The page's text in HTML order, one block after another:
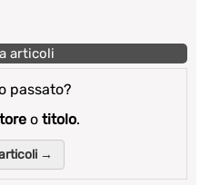
articoli
passato?
o titolo.
→